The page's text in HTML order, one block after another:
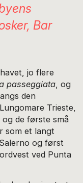
Bar
jo flere
passeggiata , og
den
Trieste,
og de første små
som et langt
og først
ved Punta